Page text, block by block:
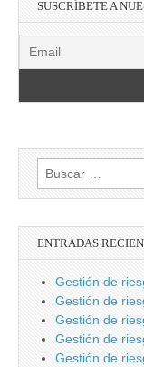
SUSCRÍBETE A
Buscar:
ENTRADAS
Gestión de
Gestión de
Gestión de
Gestión de
Gestión de